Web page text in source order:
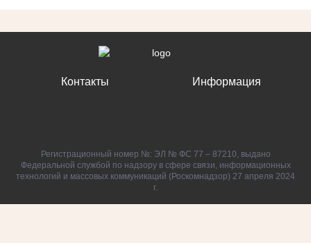
Контакты Информация
Регистрационный номер №: ЭЛ № ФС 77 – 87210, выдано
Федеральной службой по надзору в сфере связи, информационных
технологий и массовых коммуникаций (Роскомнадзор) 27 апреля 2024
г.